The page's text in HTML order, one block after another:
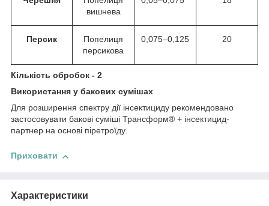
вишнева
Персик
Попелиця
персикова
0,075–0,125 20
Кількість обробок - 2
Використання у бакових сумішах
Для розширення спектру дії інсектициду рекомендовано
застосовувати бакові суміші Трансформ® + інсектицид-
партнер на основі піретроїду.
Приховати
Характеристики